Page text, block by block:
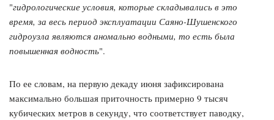
"гидрологические условия, которые складывались в это
время, за весь период эксплуатации Саяно-Шушенского
гидроузла являются аномально водными, то есть была
повышенная водность".
По ее словам, на первую декаду июня зафиксирована
максимально большая приточность примерно 9 тысяч
кубических метров в секунду, что соответствует паводку,